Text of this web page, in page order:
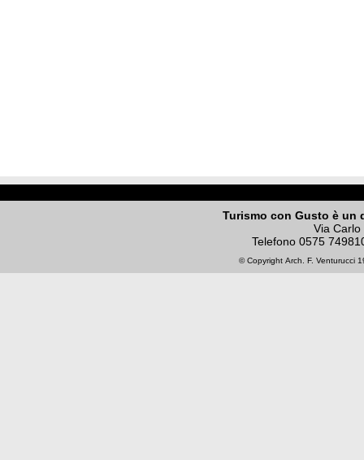
Turismo con Gusto è un
Via
Telefono 0575
© Copyright Arch. F. Venturucci